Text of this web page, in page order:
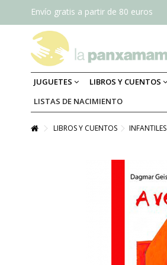
Envío gratis a partir de 80 euros
JUGUETES LIBROS Y CUENTOS
LISTAS DE NACIMIENTO
LIBROS Y CUENTOS INFANTILES